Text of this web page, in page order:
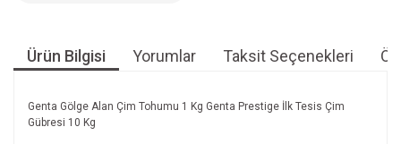
Ürün Bilgisi Yorumlar Taksit Seçenekleri
Genta Gölge Alan Çim Tohumu 1 Kg Genta Prestige İlk Tesis Çim
Gübresi 10 Kg